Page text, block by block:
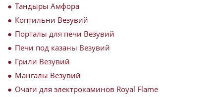
Тандыры Амфора
Коптильни Везувий
Порталы для печи Везувий
Печи под казаны Везувий
Грили Везувий
Мангалы Везувий
Очаги для электрокаминов Royal Flame